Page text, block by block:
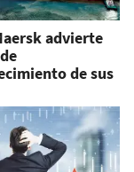
advierte
de sus